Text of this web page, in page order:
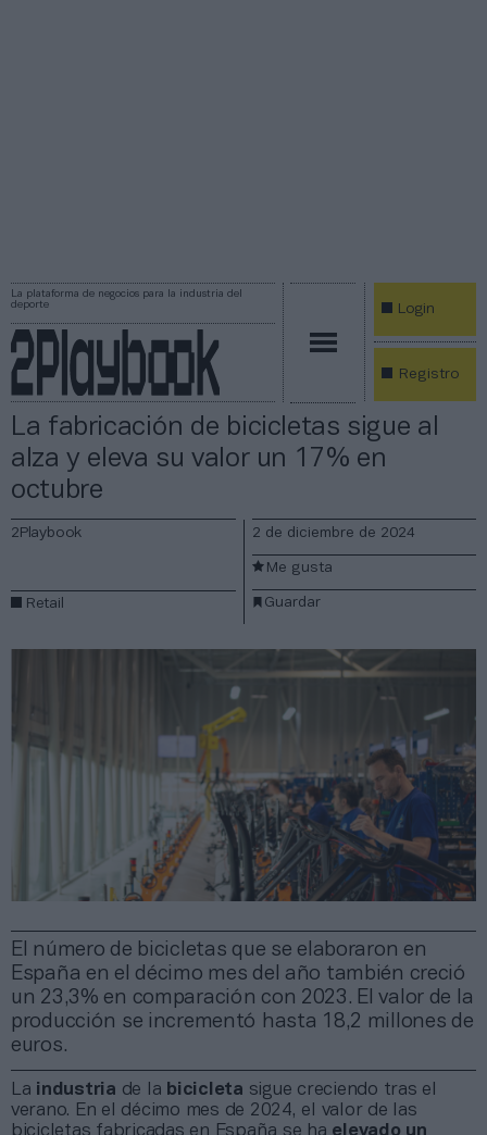
La plataforma de negocios para la industria del
deporte
Login
Registro
La fabricación de bicicletas sigue al
alza y eleva su valor un 17% en
octubre
El número de bicicletas que se elaboraron en
España en el décimo mes del año también creció
un 23,3% en comparación con 2023. El valor de la
producción se incrementó hasta 18,2 millones de
euros.
2Playbook
Retail
2 de diciembre de 2024
Guardar
Me gusta
La industria de la bicicleta sigue creciendo tras el
verano. En el décimo mes de 2024, el valor de las
bicicletas fabricadas en España se ha elevado un